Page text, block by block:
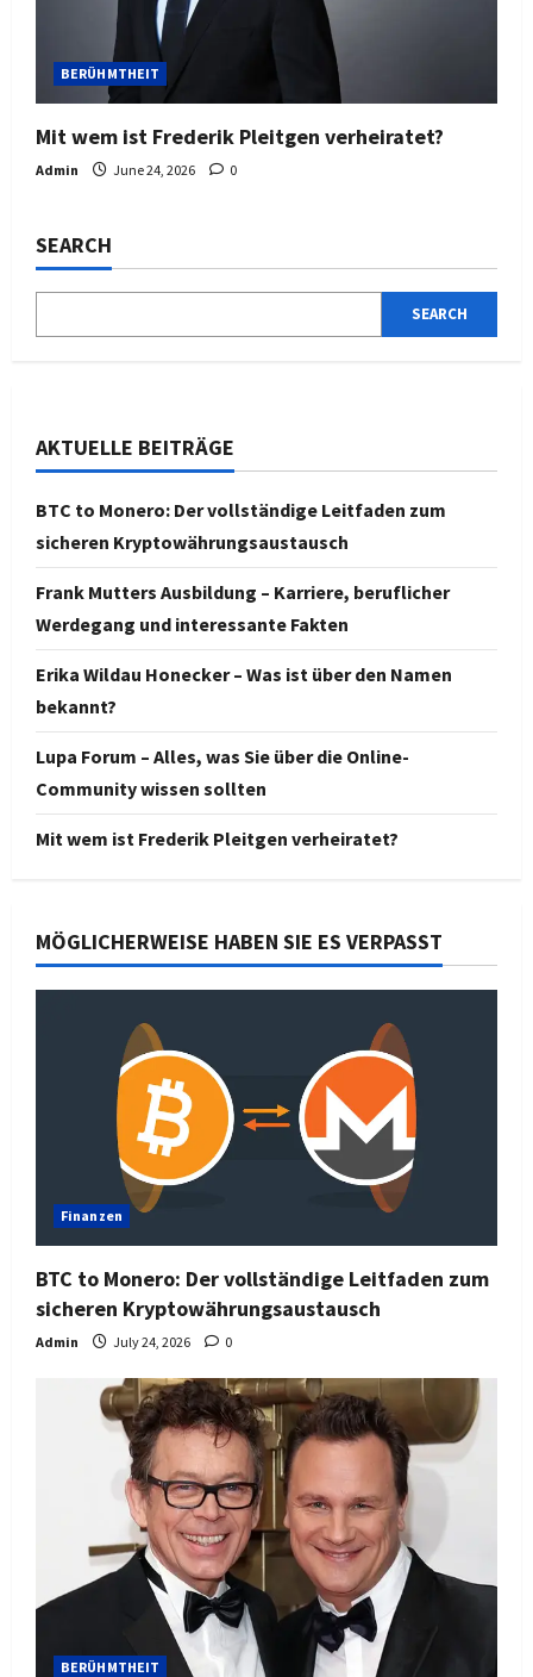
BERÜHMTHEIT
Mit wem ist Frederik Pleitgen verheiratet?
Admin June 24, 2026 0
SEARCH
SEARCH
AKTUELLE BEITRÄGE
BTC to Monero: Der vollständige Leitfaden zum
sicheren Kryptowährungsaustausch
Frank Mutters Ausbildung – Karriere, beruflicher
Werdegang und interessante Fakten
Erika Wildau Honecker – Was ist über den Namen
bekannt?
Lupa Forum – Alles, was Sie über die Online-
Community wissen sollten
Mit wem ist Frederik Pleitgen verheiratet?
MÖGLICHERWEISE HABEN SIE ES VERPASST
Finanzen
BTC to Monero: Der vollständige Leitfaden zum
sicheren Kryptowährungsaustausch
Admin July 24, 2026 0
BERÜHMTHEIT